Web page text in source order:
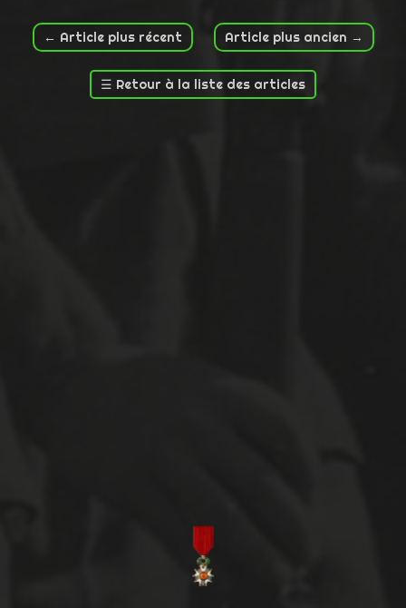
← Article plus récent Article plus ancien →
☰ Retour à la liste des articles